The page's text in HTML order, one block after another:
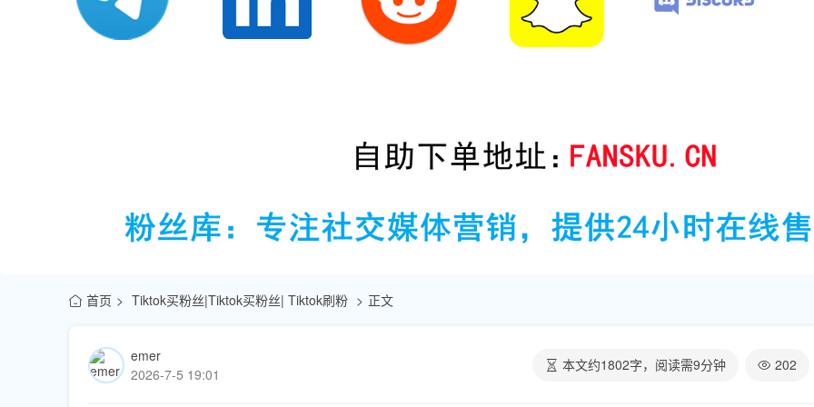
首页 Tiktok买粉丝|Tiktok买粉丝| Tiktok刷粉 正文
emer
2026-7-5 19:01
本文约1802字，阅读需9分钟 202